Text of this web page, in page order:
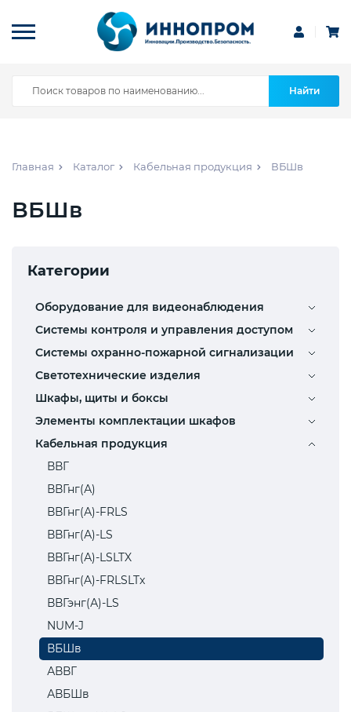
Найти
Главная Каталог Кабельная продукция ВБШв
ВБШв
Категории
Оборудование для видеонаблюдения
Системы контроля и управления доступом
Системы охранно-пожарной сигнализации
Светотехнические изделия
Шкафы, щиты и боксы
Элементы комплектации шкафов
Кабельная продукция
ВВГ
ВВГнг(А)
ВВГнг(А)-FRLS
ВВГнг(А)-LS
ВВГнг(А)-LSLTX
ВВГнг(A)-FRLSLTx
ВВГэнг(А)-LS
NUM-J
ВБШв
АВВГ
АВБШв